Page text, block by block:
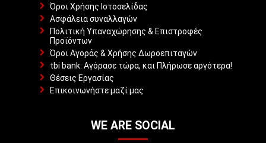
Όροι Χρήσης Ιστοσελίδας
Ασφάλεια συναλλαγών
Πολιτική Υπαναχώρησης & Επιστροφές
Προϊόντων
Όροι Αγοράς & Χρήσης Δωροεπιταγών
tbi bank: Αγόρασε τώρα, και Πλήρωσε αργότερα!
Θέσεις Εργασίας
Επικοινωνήστε μαζί μας
WE ARE SOCIAL